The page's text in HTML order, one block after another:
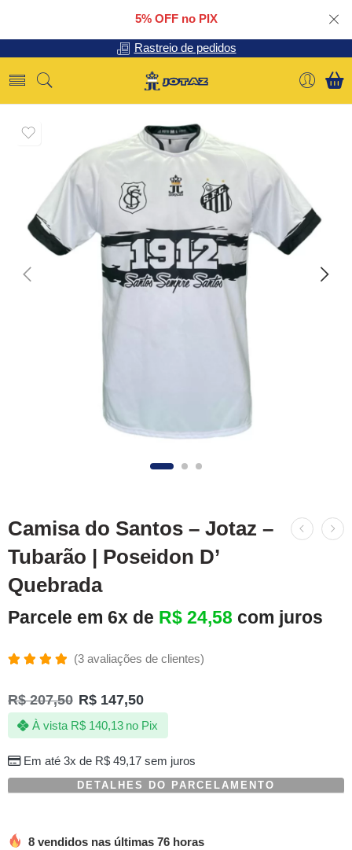
5% OFF no PIX
Rastreio de pedidos
Camisa do Santos – Jotaz –
Tubarão | Poseidon D’
Quebrada
Parcele em 6x de R$ 24,58 com juros
5.00de 5,
com
baseado
em
de
clientes
(3avaliações de clientes)
R$207,50 R$ 147,50
Em até 3x de R$49,17sem juros
À vista R$140,13 no Pix
DETALHES DO PARCELAMENTO
8 vendidos nas últimas 76 horas